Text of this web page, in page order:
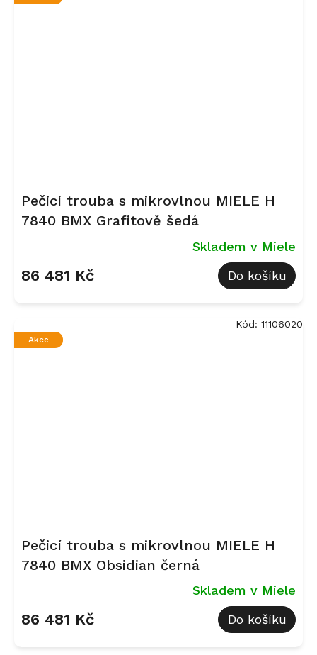
Pečicí trouba s mikrovlnou MIELE H
7840 BMX Grafitově šedá
Skladem v Miele
86 481 Kč Do košíku
Akce
Pečicí trouba s mikrovlnou MIELE H
7840 BMX Obsidian černá
Skladem v Miele
86 481 Kč Do košíku
Kód: 11106020